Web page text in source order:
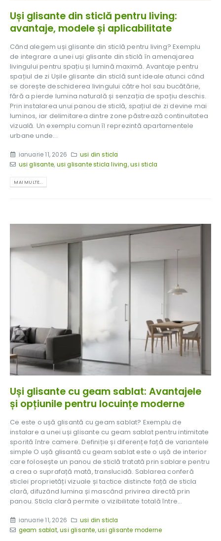
Uși glisante din sticlă pentru living:
avantaje, modele și aplicabilitate
Când alegem uși glisante din sticlă pentru living? Exemplu
de integrare a unei uși glisante din sticlă în amenajarea
livingului pentru spațiu și lumină maximă. Avantaje pentru
spațiul de zi Ușile glisante din sticlă sunt ideale atunci când
se dorește deschiderea livingului către hol sau bucătărie,
fără a pierde lumina naturală și senzația de spațiu deschis.
Prin instalarea unui panou de sticlă, spațiul de zi devine mai
luminos, iar delimitarea dintre zone păstrează continuitatea
vizuală. Un exemplu comun îl reprezintă apartamentele
urbane unde...
ianuarie 11, 2026
usi din sticla
usi glisante, usi glisante sticla living,usi sticla
MAI MULTE...
Uși glisante cu geam sablat: Avantajele
și opțiunile pentru locuințe moderne
Ce este o ușă glisantă cu geam sablat? Exemplu de
instalare a unei uși glisante cu geam sablat pentru intimitate
sporită între camere. Definiție și diferențe față de variantele
simple O ușă glisantă cu geam sablat este o ușă de interior
care folosește un panou de sticlă tratată prin sablare pentru
a crea o suprafață mată, translucidă. Sablarea conferă
sticlei proprietăți vizuale și tactice distincte față de sticla
clară, difuzând lumina și mascând privirea directă prin
panou. Sticla clară permite o vizibilitate totală între...
ianuarie 11, 2026
usi din sticla
geam sablat,usi glisante,usi glisante moderne
Usi interior si exterior
Usi sticla si cabine de dus